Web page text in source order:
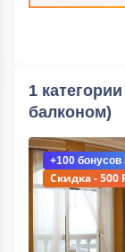
1
балконом)
+100 бонусов
Скидка - 500